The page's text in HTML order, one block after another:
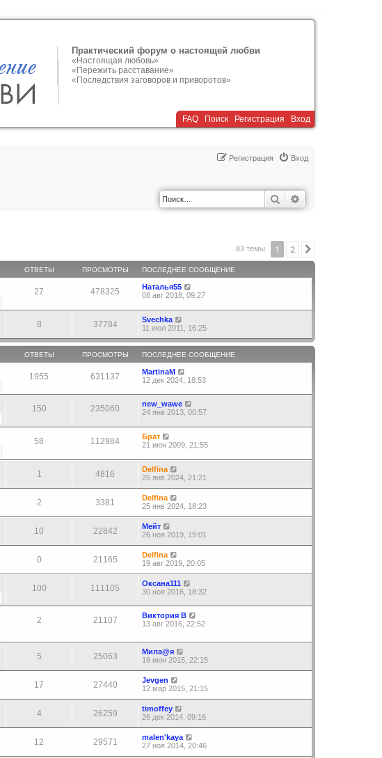
Практический форум о настоящей любви
«Настоящая любовь»
«Пережить расставание»
«Последствия заговоров и приворотов»
FAQ Поиск Регистрация Вход
Вход
Регистрация
Поиск
83 темы 1 2
ОТВЕТЫ ПРОСМОТРЫ ПОСЛЕДНЕЕ СООБЩЕНИЕ
27 478325
Наталья55
08 авг 2018, 09:27
8 37784
Svechka
11 июл 2011, 16:25
ОТВЕТЫ ПРОСМОТРЫ ПОСЛЕДНЕЕ СООБЩЕНИЕ
1955 631137
MartinaM
12 дек 2024, 18:53
150 235060
new_wawe
24 янв 2013, 00:57
58 112984
Брат
21 июн 2009, 21:55
1 4816
Delfina
25 янв 2024, 21:21
2 3381
Delfina
25 янв 2024, 18:23
10 22842
Мейт
26 ноя 2019, 19:01
0 21165
Delfina
19 авг 2019, 20:05
100 111105
Оксана111
30 ноя 2016, 18:32
2 21107
Виктория В
13 авг 2016, 22:52
5 25063
Мила@я
16 июн 2015, 22:15
17 27440
Jevgen
12 мар 2015, 21:15
4 26259
timoffey
26 дек 2014, 09:16
12 29571
malen'kaya
27 ноя 2014, 20:46